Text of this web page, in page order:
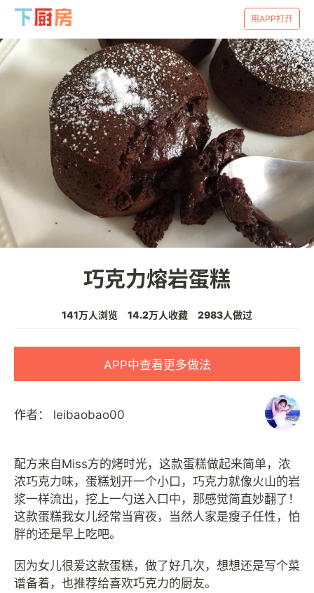
用APP打开
巧克力熔岩蛋糕
141万人浏览 14.2万人收藏 2983人做过
APP中查看更多做法
作者： leibaobao00
配方来自Miss方的烤时光，这款蛋糕做起来简单，浓
浓巧克力味，蛋糕划开一个小口，巧克力就像火山的岩
浆一样流出，挖上一勺送入口中，那感觉简直妙翻了！
这款蛋糕我女儿经常当宵夜，当然人家是瘦子任性，怕
胖的还是早上吃吧。
因为女儿很爱这款蛋糕，做了好几次，想想还是写个菜
谱备着，也推荐给喜欢巧克力的厨友。